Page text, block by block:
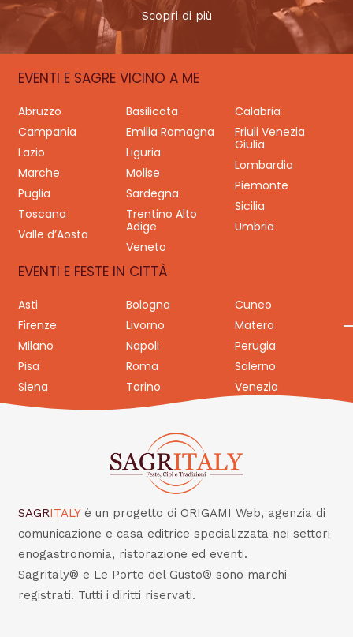
Scopri di più
EVENTI E SAGRE VICINO A ME
Abruzzo Basilicata
Calabria
Campania
Emilia Romagna
Friuli Venezia
Giulia
Lazio
Liguria
Lombardia
Marche
Molise
Piemonte
Puglia
Sardegna
Sicilia
Toscana
Trentino Alto
Adige
Umbria
Valle d’Aosta
Veneto
EVENTI E FESTE IN CITTÀ
Asti Bologna
Cuneo
Firenze
Livorno
Matera
Milano
Napoli
Perugia
Pisa
Roma
Salerno
Siena
Torino Venezia
SAGRITALY è un progetto di ORIGAMI Web, agenzia di
comunicazione e casa editrice specializzata nei settori
enogastronomia, ristorazione ed eventi.
Sagritaly® e Le Porte del Gusto® sono marchi
registrati. Tutti i diritti riservati.